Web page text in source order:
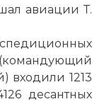
авиации Т.
входили 1213
десантных